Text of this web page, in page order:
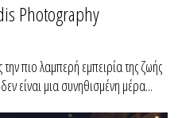
Photography
πιο λαμπερή εμπειρία της ζωής
είναι μια συνηθισμένη μέρα...